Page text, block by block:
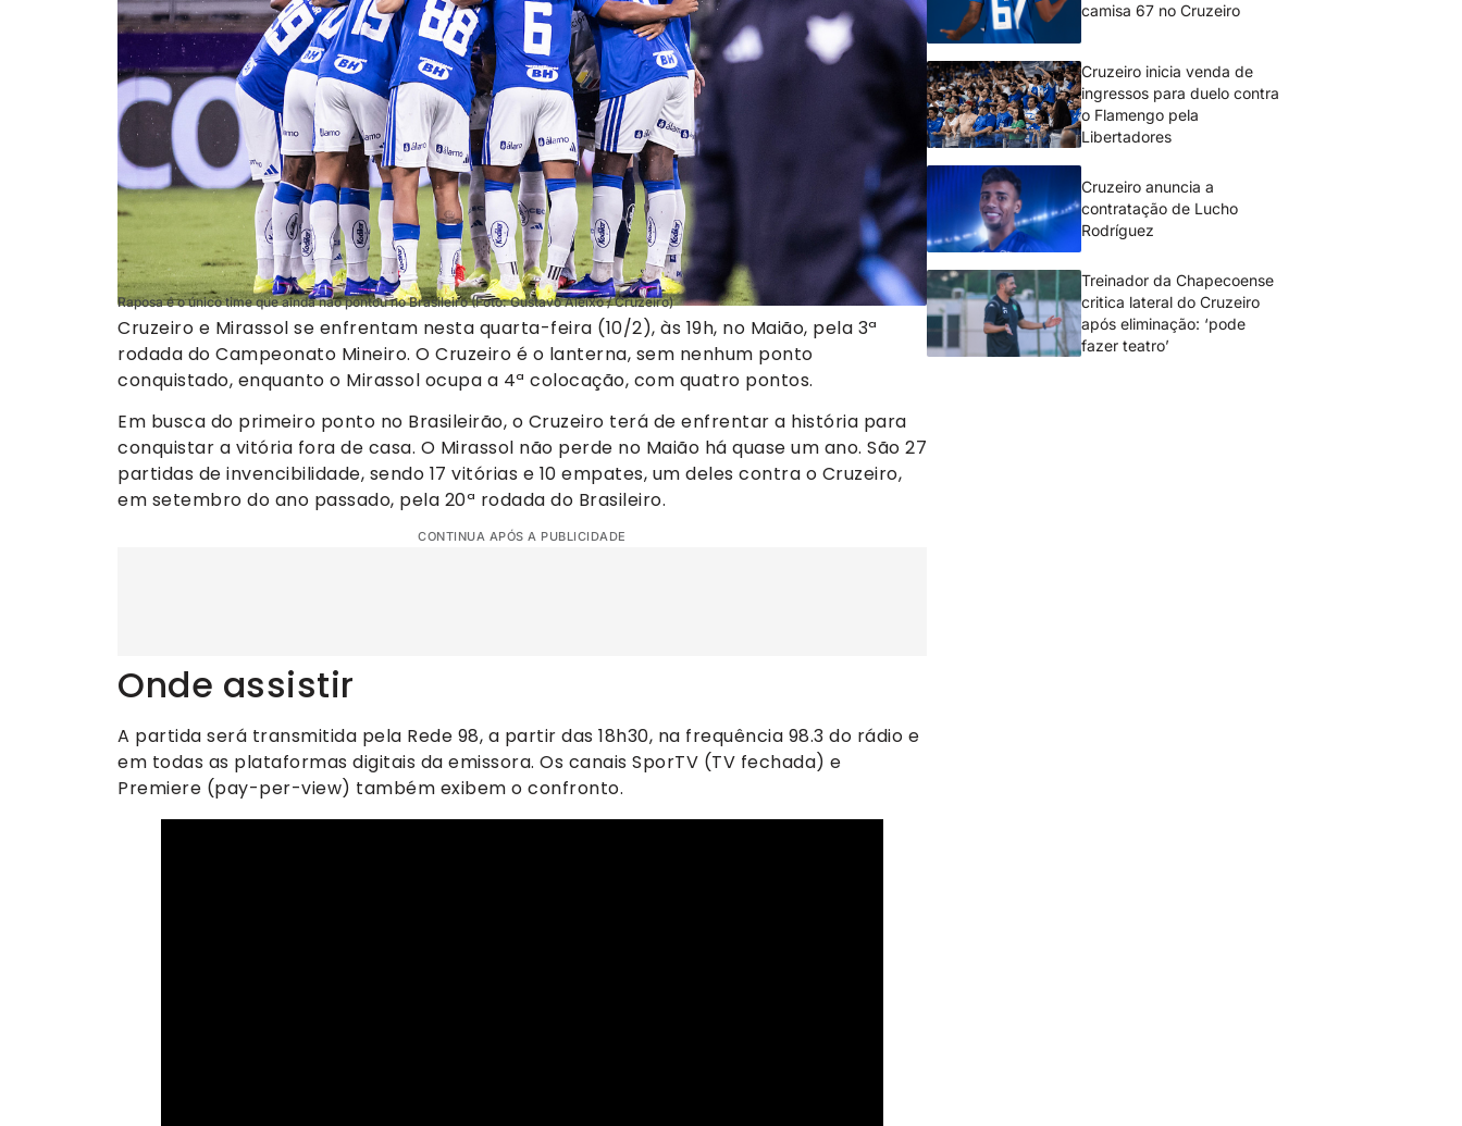
Raposa é o único time que ainda não pontou no Brasileiro (Foto: Gustavo Aleixo / Cruzeiro)
Cruzeiro e Mirassol se enfrentam nesta quarta-feira (10/2), às 19h, no Maião, pela 3ª
rodada do Campeonato Mineiro. O Cruzeiro é o lanterna, sem nenhum ponto
conquistado, enquanto o Mirassol ocupa a 4ª colocação, com quatro pontos.
Em busca do primeiro ponto no Brasileirão, o Cruzeiro terá de enfrentar a história para
conquistar a vitória fora de casa. O Mirassol não perde no Maião há quase um ano. São 27
partidas de invencibilidade, sendo 17 vitórias e 10 empates, um deles contra o Cruzeiro,
em setembro do ano passado, pela 20ª rodada do Brasileiro.
CONTINUA APÓS A PUBLICIDADE
Onde assistir
A partida será transmitida pela Rede 98, a partir das 18h30, na frequência 98.3 do rádio e
em todas as plataformas digitais da emissora. Os canais SporTV (TV fechada) e
Premiere (pay-per-view) também exibem o confronto.
camisa 67 no Cruzeiro
Cruzeiro inicia venda de
ingressos para duelo contra
o Flamengo pela
Libertadores
Cruzeiro anuncia a
contratação de Lucho
Rodríguez
Treinador da Chapecoense
critica lateral do Cruzeiro
após eliminação: ‘pode
fazer teatro’